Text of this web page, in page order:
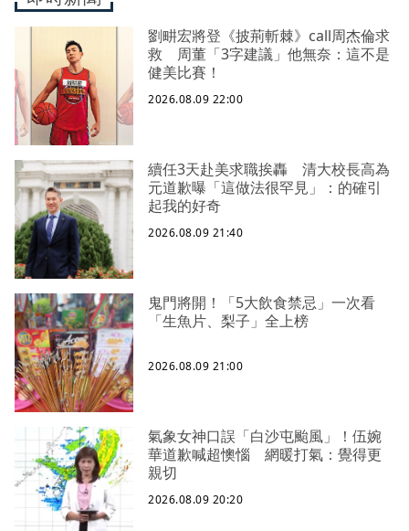
劉畊宏將登《披荊斬棘》call周杰倫求
救 周董「3字建議」他無奈：這不是
健美比賽！
2026.08.09 22:00
續任3天赴美求職挨轟 清大校長高為
元道歉曝「這做法很罕見」：的確引
起我的好奇
2026.08.09 21:40
鬼門將開！「5大飲食禁忌」一次看
「生魚片、梨子」全上榜
2026.08.09 21:00
氣象女神口誤「白沙屯颱風」！伍婉
華道歉喊超懊惱 網暖打氣：覺得更
親切
2026.08.09 20:20